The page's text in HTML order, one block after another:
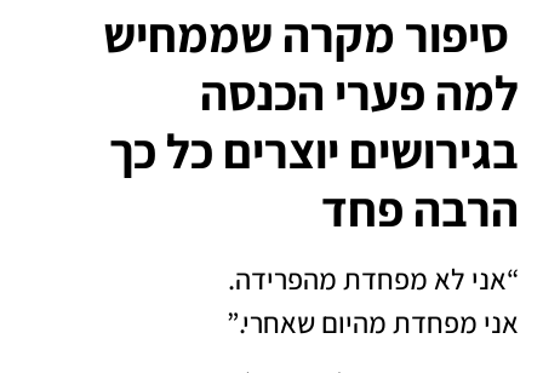
סיפור מקרה שממחיש
למה פערי הכנסה
בגירושים יוצרים כל כך
הרבה פחד
“אני לא מפחדת מהפרידה.
אני מפחדת מהיום שאחרי.”